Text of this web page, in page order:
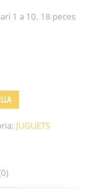
1 a 10. 18 peces
JUGUETS